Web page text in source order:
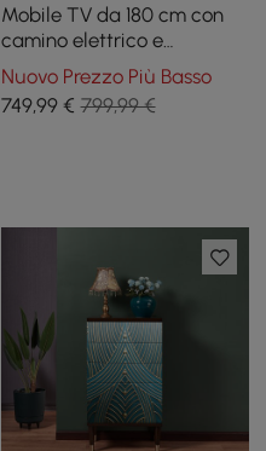
Mobile TV da 180 cm con
camino elettrico e
impiallacciatura effetto
marmo con 2 cassetti
Nuovo Prezzo Più Basso
749,99€ 799,99 €